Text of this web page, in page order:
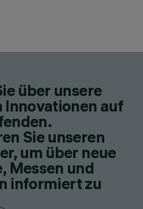
über unsere
Innovationen auf
Sie unseren
um über neue
Messen und
informiert zu